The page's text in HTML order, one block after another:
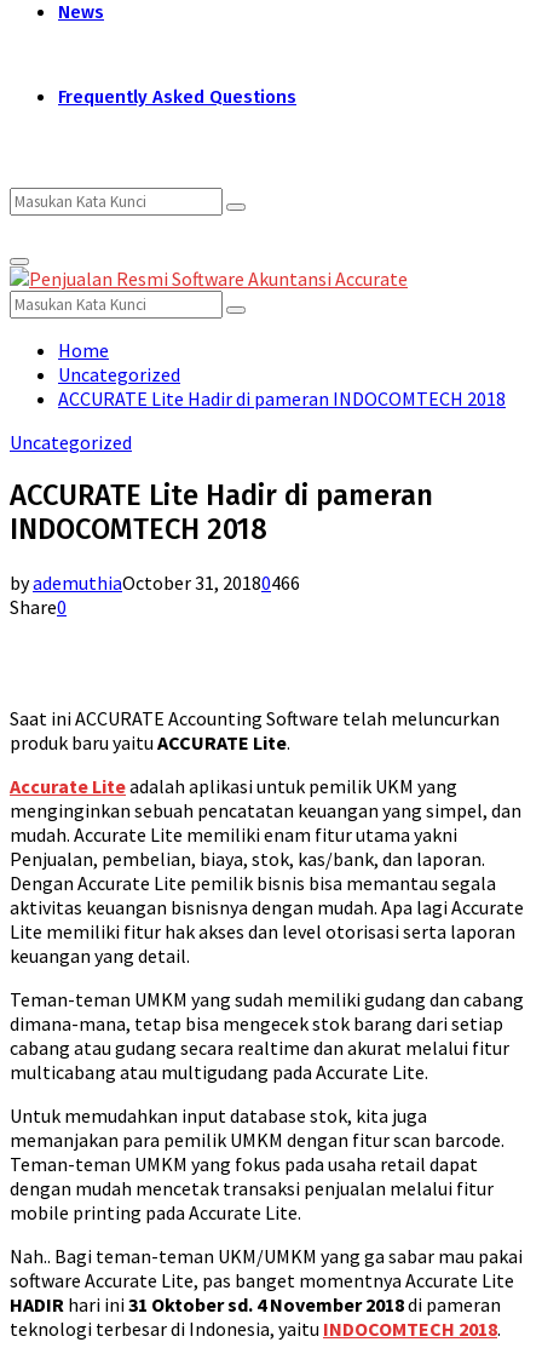
News
Frequently Asked Questions
Search
for:
Search
Primary
Menu
Search
for:
Search
Home
Uncategorized
ACCURATE Lite Hadir di pameran INDOCOMTECH 2018
Uncategorized
ACCURATE Lite Hadir di pameran
INDOCOMTECH 2018
byademuthiaOctober 31, 20180466
Share0
Saat ini ACCURATE Accounting Software telah meluncurkan
produk baru yaitu ACCURATE Lite.
Accurate Liteadalah aplikasi untuk pemilik UKM yang
menginginkan sebuah pencatatan keuangan yang simpel, dan
mudah. Accurate Lite memiliki enam fitur utama yakni
Penjualan, pembelian, biaya, stok, kas/bank, dan laporan.
Dengan Accurate Lite pemilik bisnis bisa memantau segala
aktivitas keuangan bisnisnya dengan mudah. Apa lagi Accurate
Lite memiliki fitur hak akses dan level otorisasi serta laporan
keuangan yang detail.
Teman-teman UMKM yang sudah memiliki gudang dan cabang
dimana-mana, tetap bisa mengecek stok barang dari setiap
cabang atau gudang secara realtime dan akurat melalui fitur
multicabang atau multigudang pada Accurate Lite.
Untuk memudahkan input database stok, kita juga
memanjakan para pemilik UMKM dengan fitur scan barcode.
Teman-teman UMKM yang fokus pada usaha retail dapat
dengan mudah mencetak transaksi penjualan melalui fitur
mobile printing pada Accurate Lite.
Nah.. Bagi teman-teman UKM/UMKM yang ga sabar mau pakai
software Accurate Lite, pas banget momentnya Accurate Lite
HADIR hari ini31 Oktober sd. 4 November 2018di pameran
teknologi terbesar di Indonesia, yaitu INDOCOMTECH 2018.